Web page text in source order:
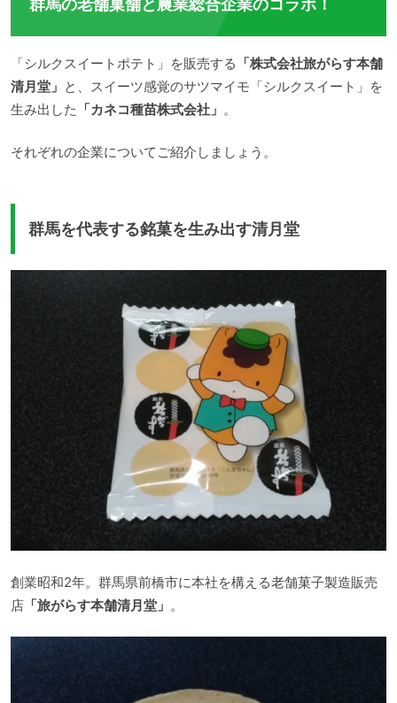
「シルクスイートポテト」を販売する 「株式会社旅がらす本舗
清月堂」 と、スイーツ感覚のサツマイモ「シルクスイート」を
生み出した 「カネコ種苗株式会社」 。
それぞれの企業についてご紹介しましょう。
群馬を代表する銘菓を生み出す清月堂
創業昭和2年。群馬県前橋市に本社を構える老舗菓子製造販売
店「旅がらす本舗清月堂」 。